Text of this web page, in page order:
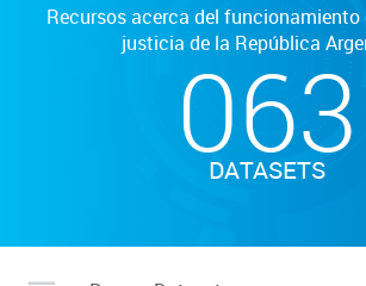
Recursos acerca del funcionamiento
justicia de la República
063
DATASETS